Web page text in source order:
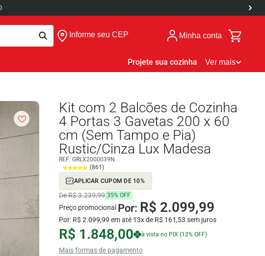
Informe seu CEP Minha conta
Projete sua cozinha Ver mais
Kit com 2 Balcões de Cozinha
4 Portas 3 Gavetas 200 x 60
cm (Sem Tampo e Pia)
Rustic/Cinza Lux Madesa
REF: GRLX2000039N
(861)
APLICAR CUPOM DE 10%
De R$ 3.239,99 35% OFF
Preço promocional Por: R$ 2.099,99
Por: R$ 2.099,99 em até 13x de R$ 161,53 sem juros
R$ 1.848,00 à vista no PIX (12% OFF)
Mais formas de pagamento